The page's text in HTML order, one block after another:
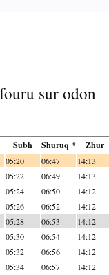
sur odon
Subh Shuruq * Zhur
05:20 06:47 14:13
05:22 06:49 14:13
05:24 06:50 14:12
05:26 06:52 14:12
05:28 06:53 14:12
05:30 06:54 14:12
05:32 06:56 14:12
05:34 06:57 14:12